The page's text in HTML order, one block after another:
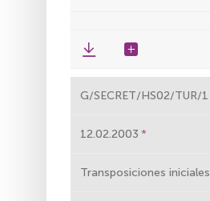
G/SECRET/HS02/TUR/1
12.02.2003
Transposiciones iniciales